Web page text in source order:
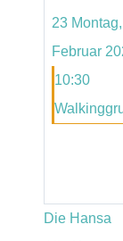
23
Februar
10:30
Die Hansa